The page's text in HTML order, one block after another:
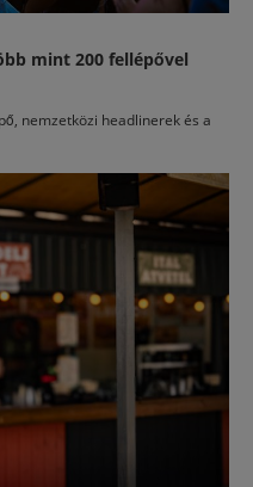
mint 200 fellépővel
nemzetközi headlinerek és a